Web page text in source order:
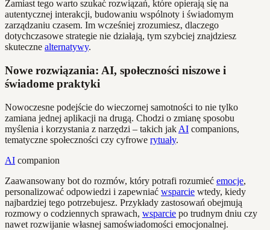
Zamiast tego warto szukać rozwiązań, które opierają się na
autentycznej interakcji, budowaniu wspólnoty i świadomym
zarządzaniu czasem. Im wcześniej zrozumiesz, dlaczego
dotychczasowe strategie nie działają, tym szybciej znajdziesz
skuteczne alternatywy.
Nowe rozwiązania: AI, społeczności niszowe i
świadome praktyki
Nowoczesne podejście do wieczornej samotności to nie tylko
zamiana jednej aplikacji na drugą. Chodzi o zmianę sposobu
myślenia i korzystania z narzędzi – takich jak AI companions,
tematyczne społeczności czy cyfrowe rytuały.
AI companion
Zaawansowany bot do rozmów, który potrafi rozumieć emocje,
personalizować odpowiedzi i zapewniać wsparcie wtedy, kiedy
najbardziej tego potrzebujesz. Przykłady zastosowań obejmują
rozmowy o codziennych sprawach, wsparcie po trudnym dniu czy
nawet rozwijanie własnej samoświadomości emocjonalnej.